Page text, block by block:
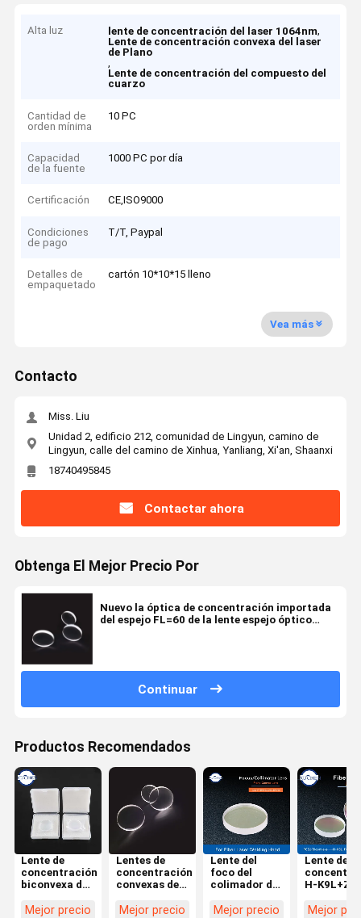
Alta luz lente de concentración del laser 1064nm,
Lente de concentración convexa del laser
de Plano
,
Lente de concentración del compuesto del
cuarzo
Cantidad de
orden mínima
10 PC
Capacidad
de la fuente
1000 PC por día
Certificación CE,ISO9000
Condiciones
de pago
T/T, Paypal
Detalles de
empaquetado
cartón 10*10*15 lleno
Vea más
Contacto
Miss. Liu
Unidad 2, edificio 212, comunidad de Lingyun, camino de
Lingyun, calle del camino de Xinhua, Yanliang, Xi'an, Shaanxi
18740495845
Contactar ahora
Obtenga El Mejor Precio Por
Nuevo la óptica de concentración importada
del espejo FL=60 de la lente espejo óptico
Continuar
Productos Recomendados
Lente de
concentración
biconvexa del
laser del F-
Mejor precio
Lentes de
concentración
convexas de
del laser de
Mejor precio
Lente del
foco del
colimador del
fibra D20
Mejor precio
Lente de
H-
laser del
Mejor